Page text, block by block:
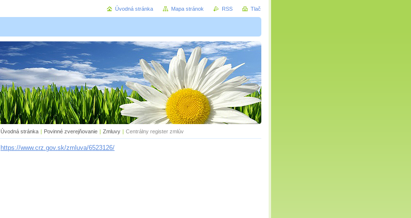
Úvodná stránka | Povinné zverejňovanie | Zmluvy | Centrálny register zmlúv
https://www.crz.gov.sk/zmluva/6523126/
Úvodná stránka Mapa stránok RSS Tlač